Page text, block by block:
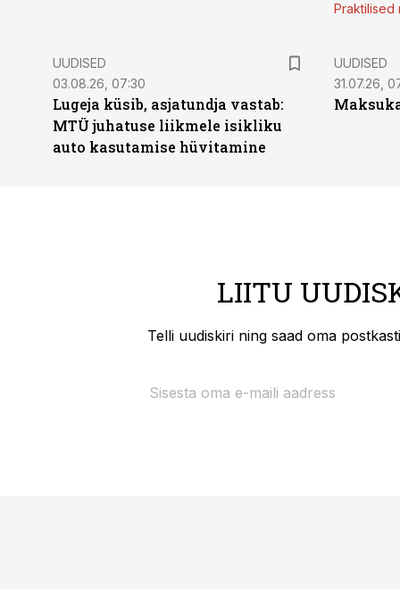
Praktilised
UUDISED
03.08.26, 07:30
Lugeja küsib, asjatundja vastab:
MTÜ juhatuse liikmele isikliku
auto kasutamise hüvitamine
UUDISED
31.07.26,
LIITU
Telli uudiskiri ning saad oma